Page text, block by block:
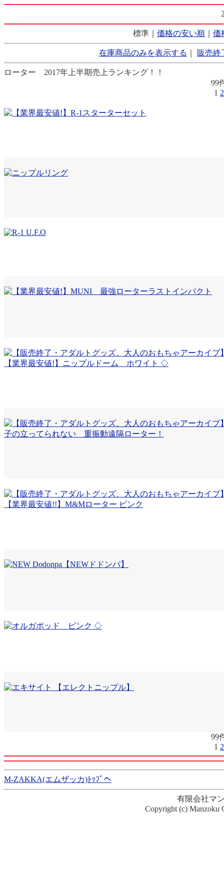
標準｜ 価格の安い順 価
在庫商品のみを表示する 販売終
ローター 2017年上半期売上ランキング！！
99
1 2
99
1 2
M-ZAKKA(エムザッカ)ﾄｯﾌﾟへ
有限会社マ
Copyright (c) Manzoku